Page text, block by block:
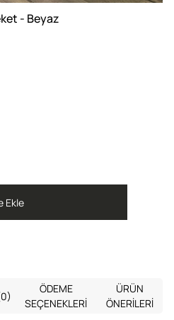
- Beyaz
ÖDEME
SEÇENEKLERI
ÜRÜN
ÖNERILERI